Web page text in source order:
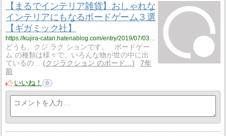
【まるでインテリア雑貨】おしゃれな
インテリアにもなるボードゲーム３選
【ギガミック社】
https://kujira-catan.hatenablog.com/entry/2019/07/03/192036
どうも、クジ ラク ションです。 ボードゲー
ム の種類は様々で、いろんな物が世の中に出
ているの…
クジラクション のボード…
7年
前
いいね！
0